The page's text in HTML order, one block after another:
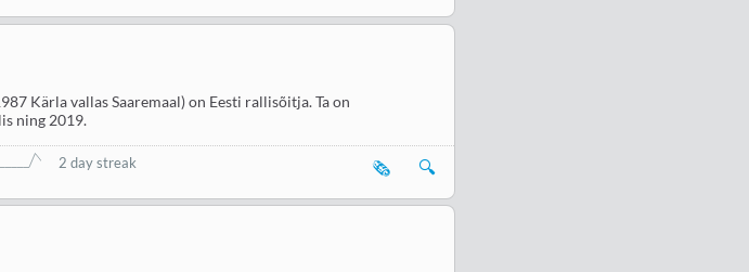
Kärla vallas Saaremaal) on Eesti rallisõitja. Ta on
ning 2019.
2 day streak 🔍
🗞️